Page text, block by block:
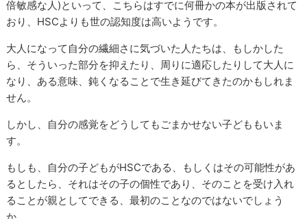
倍敏感な人)といって、こちらはすでに何冊かの本が出版されて
おり、HSCよりも世の認知度は高いようです。
大人になって自分の繊細さに気づいた人たちは、もしかした
ら、そういった部分を抑えたり、周りに適応したりして大人に
なり、ある意味、鈍くなることで生き延びてきたのかもしれま
せん。
しかし、自分の感覚をどうしてもごまかせない子どももいま
す。
もしも、自分の子どもがHSCである、もしくはその可能性があ
るとしたら、それはその子の個性であり、そのことを受け入れ
ることが親としてできる、最初のことなのではないでしょう